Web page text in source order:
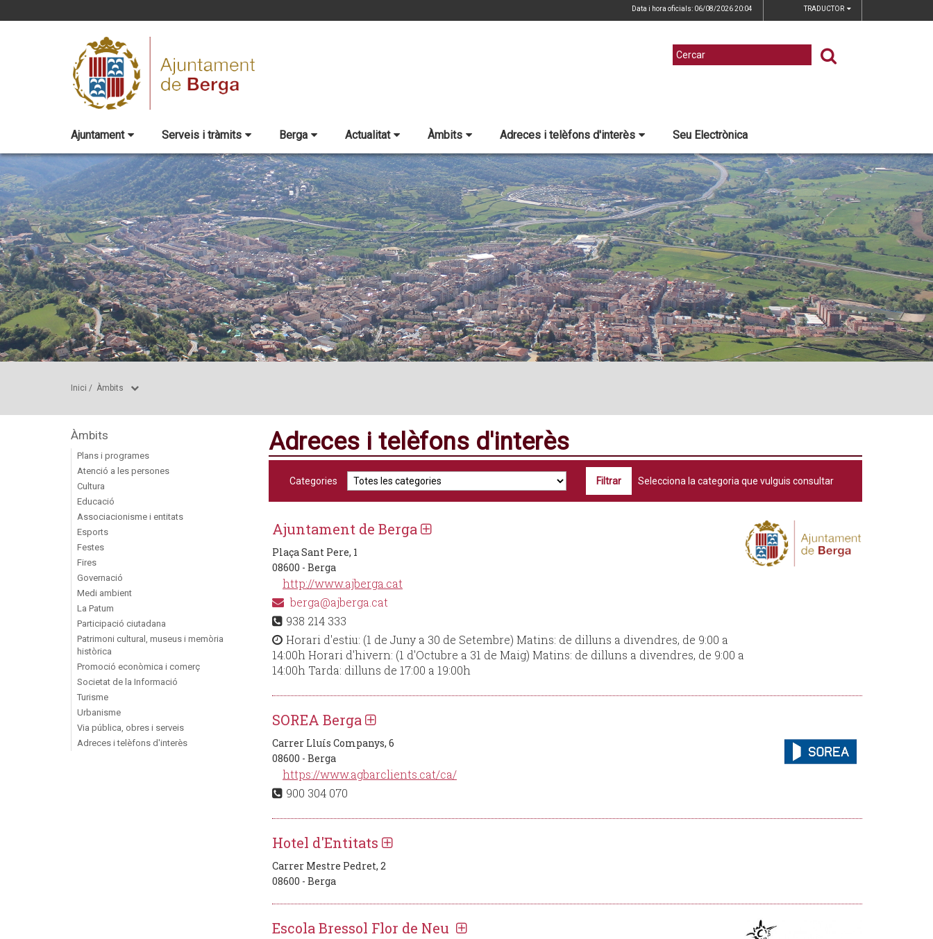
Data i hora oficials: 06/08/202620:04 TRADUCTOR
Ajuntament Serveis i tràmits Berga Actualitat Àmbits Adreces i telèfons d'interès Seu Electrònica
Inici / Àmbits
Àmbits
Plans i programes
Atenció a les persones
Cultura
Educació
Associacionisme i entitats
Esports
Festes
Fires
Governació
Medi ambient
La Patum
Participació ciutadana
Patrimoni cultural, museus i memòria
històrica
Promoció econòmica i comerç
Societat de la Informació
Turisme
Urbanisme
Via pública, obres i serveis
Adreces i telèfons d'interès
Adreces i telèfons d'interès
Categories Selecciona la categoria que vulguis consultar
Ajuntament de Berga
Plaça Sant Pere, 1
08600 - Berga
http://www.ajberga.cat
berga@ajberga.cat
938 214 333
Horari d'estiu: (1 de Juny a 30 de Setembre) Matins: de dilluns a divendres, de 9:00 a
14:00h Horari d'hivern: (1 d'Octubre a 31 de Maig) Matins: de dilluns a divendres, de 9:00 a
14:00h Tarda: dilluns de 17:00 a 19:00h
SOREA Berga
Carrer Lluís Companys, 6
08600 - Berga
https://www.agbarclients.cat/ca/
900 304 070
Hotel d'Entitats
Carrer Mestre Pedret, 2
08600 - Berga
Escola Bressol Flor de Neu